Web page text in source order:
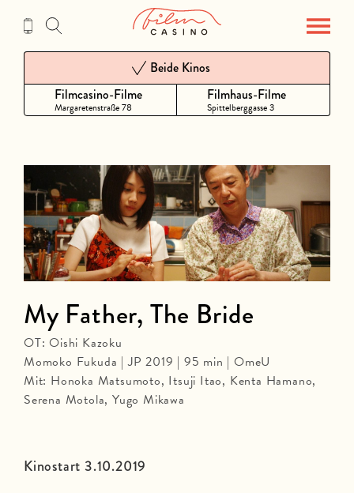
Inhalt
Filmcasino-Filme
Margaretenstraße 78
Beide Kinos
Filmhaus-Filme
Spittelberggasse 3
Kinostart 3.10.2019
My Father, The Bride
OT: Oishi Kazoku
Momoko Fukuda | JP 2019 | 95 min | OmeU
Mit: Honoka Matsumoto, Itsuji Itao, Kenta Hamano,
Serena Motola, Yugo Mikawa